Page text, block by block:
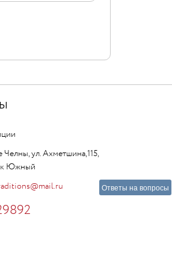
ул. Ахметшина,115,
Южный
Ответы на вопросы